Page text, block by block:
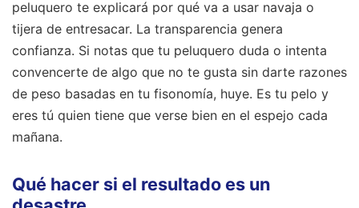
peluquero te explicará por qué va a usar navaja o
tijera de entresacar. La transparencia genera
confianza. Si notas que tu peluquero duda o intenta
convencerte de algo que no te gusta sin darte razones
de peso basadas en tu fisonomía, huye. Es tu pelo y
eres tú quien tiene que verse bien en el espejo cada
mañana.
Qué hacer si el resultado es un